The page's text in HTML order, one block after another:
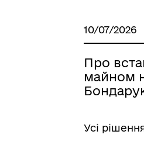
10/07/2026
Про
майном
Усі